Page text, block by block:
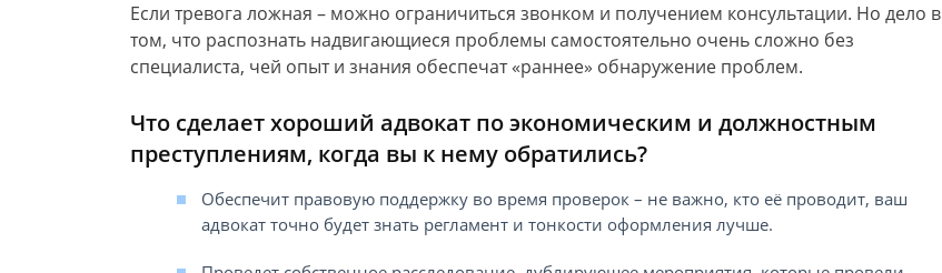
Если тревога ложная – можно ограничиться звонком и получением консультации. Но дело в
том, что распознать надвигающиеся проблемы самостоятельно очень сложно без
специалиста, чей опыт и знания обеспечат «раннее» обнаружение проблем.
Что сделает хороший адвокат по экономическим и должностным
преступлениям, когда вы к нему обратились?
Обеспечит правовую поддержку во время проверок – не важно, кто её проводит, ваш
адвокат точно будет знать регламент и тонкости оформления лучше.